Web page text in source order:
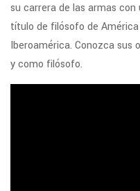
su carrera de las armas
título de filósofo de
Iberoamérica. Conozca sus
y como filósofo.